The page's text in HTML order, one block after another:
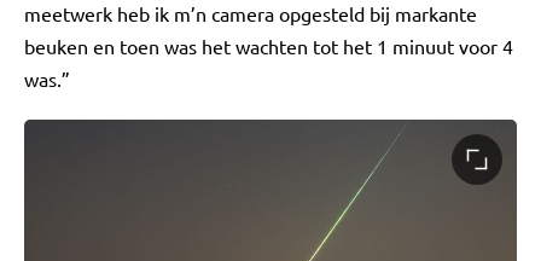
meetwerk heb ik m’n camera opgesteld bij markante
beuken en toen was het wachten tot het 1 minuut voor 4
was.”